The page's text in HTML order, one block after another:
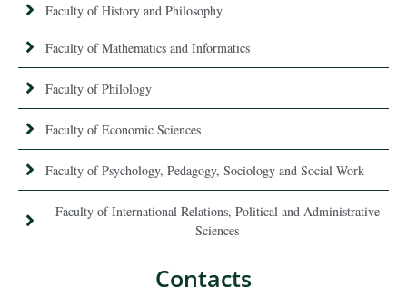
Faculty of History and Philosophy
Faculty of Mathematics and Informatics
Faculty of Philology
Faculty of Economic Sciences
Faculty of Psychology, Pedagogy, Sociology and Social Work
Faculty of International Relations, Political and Administrative
Sciences
Contacts